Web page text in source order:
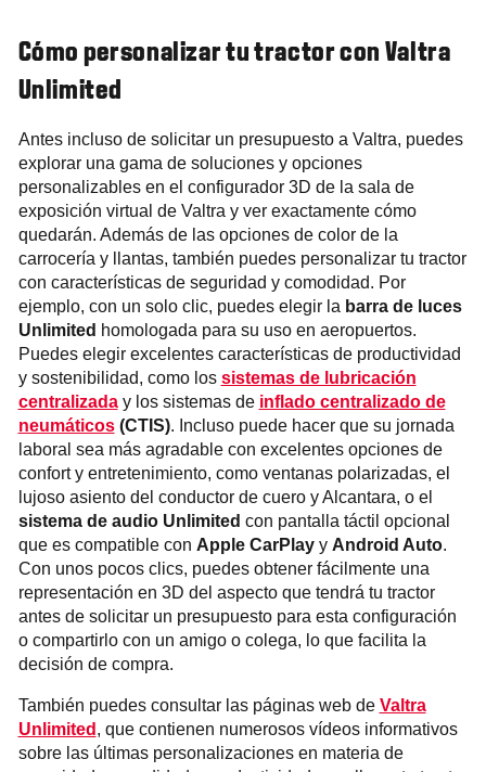
Cómo personalizar tu tractor con Valtra
Unlimited
Antes incluso de solicitar un presupuesto a Valtra, puedes
explorar una gama de soluciones y opciones
personalizables en el configurador 3D de la sala de
exposición virtual de Valtra y ver exactamente cómo
quedarán. Además de las opciones de color de la
carrocería y llantas, también puedes personalizar tu tractor
con características de seguridad y comodidad. Por
ejemplo, con un solo clic, puedes elegir la barra de luces
Unlimited homologada para su uso en aeropuertos.
Puedes elegir excelentes características de productividad
y sostenibilidad, como los sistemas de lubricación
centralizaday los sistemas de inflado centralizado de
neumáticos (CTIS). Incluso puede hacer que su jornada
laboral sea más agradable con excelentes opciones de
confort y entretenimiento, como ventanas polarizadas, el
lujoso asiento del conductor de cuero y Alcantara, o el
sistema de audio Unlimited con pantalla táctil opcional
que es compatible con Apple CarPlayy Android Auto.
Con unos pocos clics, puedes obtener fácilmente una
representación en 3D del aspecto que tendrá tu tractor
antes de solicitar un presupuesto para esta configuración
o compartirlo con un amigo o colega, lo que facilita la
decisión de compra.
También puedes consultar las páginas web de Valtra
Unlimited , que contienen numerosos vídeos informativos
sobre las últimas personalizaciones en materia de